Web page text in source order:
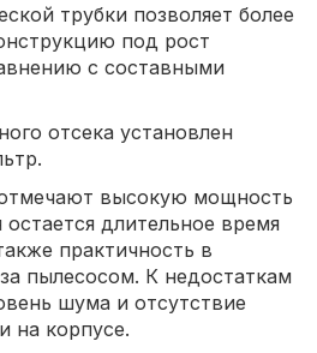
трубки позволяет более
под рост
с составными
отсека установлен
высокую мощность
длительное время
практичность в
пылесосом. К недостаткам
шума и отсутствие
на корпусе.